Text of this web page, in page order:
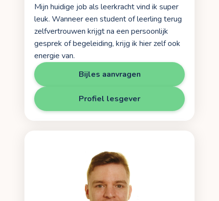
Mijn huidige job als leerkracht vind ik super
leuk. Wanneer een student of leerling terug
zelfvertrouwen krijgt na een persoonlijk
gesprek of begeleiding, krijg ik hier zelf ook
energie van.
Bijles aanvragen
Profiel lesgever